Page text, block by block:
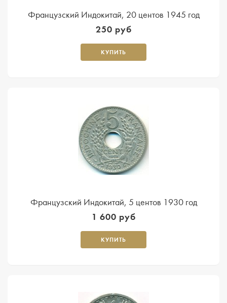
Французский Индокитай, 20 центов 1945 год
250 руб
КУПИТЬ
Французский Индокитай, 5 центов 1930 год
1 600 руб
КУПИТЬ